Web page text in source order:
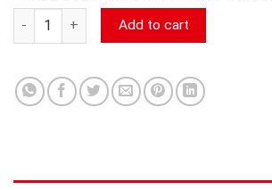
Camera IP 2MP H265+ Hikvision DS-
Add to cart